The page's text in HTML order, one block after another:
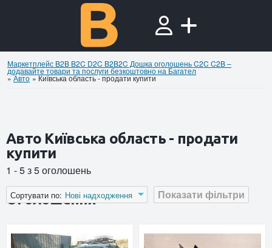
Маркетплейс B2B B2C D2C B2B2C Дошка оголошень C2C C2B –
додавайте товари та послуги безкоштовно на Багател
»Авто »Київська область - продати купити
Авто Київська область - продати
купити
1 - 5 з 5 оголошень
Показати фільтри
Сортувати по: Нові надходження
Оголошення